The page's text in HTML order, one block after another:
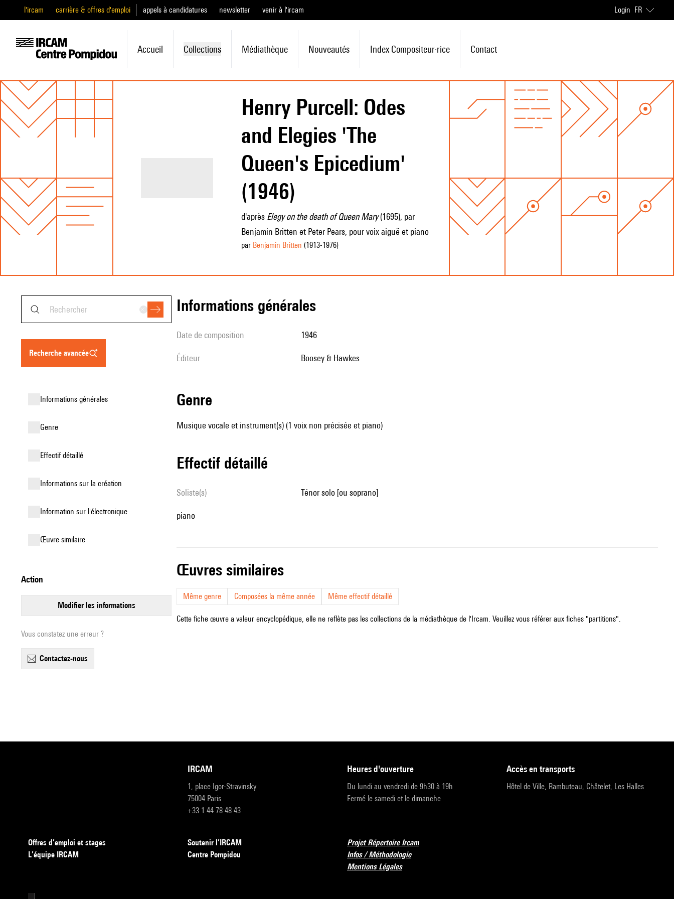
l'ircam carrière & offres d'emploi appels à candidatures newsletter venir à l'ircam Login FR
Accueil Collections Médiathèque Nouveautés Index Compositeur·rice Contact
Henry Purcell: Odes
and Elegies 'The
Queen's Epicedium'
(1946)
d'après Elegy on the death of Queen Mary(1695), par
Benjamin Britten et Peter Pears, pour voix aiguë et piano
par Benjamin Britten (1913-1976)
recherche avancée
informations générales
genre
effectif détaillé
informations sur la création
Information sur l'électronique
œuvre similaire
action
modifier les informations
Vous constatez une erreur ?
contactez-nous
informations générales
date de composition 1946
éditeur Boosey & Hawkes
genre
Musique vocale et instrument(s) (1 voix non précisée et piano)
effectif détaillé
Soliste(s) ténor solo [ou soprano]
piano
œuvres similaires
Même genre Composées la même année Même effectif détaillé
Cette fiche œuvre a valeur encyclopédique, elle ne reflète pas les collections de la médiathèque de l'Ircam. Veuillez vous référer aux fiches "partitions".
IRCAM
1, place Igor-Stravinsky
75004 Paris
+33 1 44 78 48 43
heures d'ouverture
Du lundi au vendredi de 9h30 à 19h
Fermé le samedi et le dimanche
accès en transports
Hôtel de Ville, Rambuteau, Châtelet, Les Halles
Offres d’emploi et stages
L’équipe IRCAM
Soutenir l’IRCAM
Centre Pompidou
Projet Répertoire Ircam
Infos / Méthodologie
Mentions Légales